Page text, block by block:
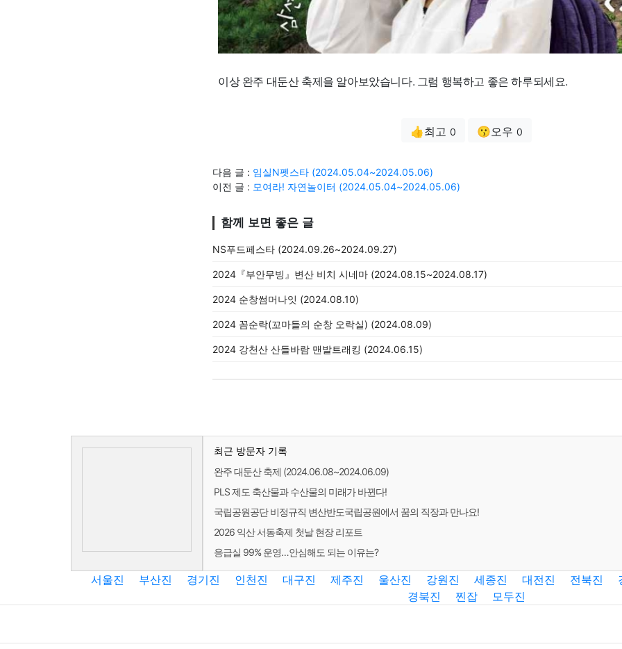
이상 완주 대둔산 축제을 알아보았습니다. 그럼 행복하고 좋은 하루되세요.
👍최고 0 😗오우 0
다음 글 : 임실N펫스타 (2024.05.04~2024.05.06)
이전 글 : 모여라! 자연놀이터 (2024.05.04~2024.05.06)
함께 보면 좋은 글
NS푸드페스타 (2024.09.26~2024.09.27)
2024『부안무빙』변산 비치 시네마 (2024.08.15~2024.08.17)
2024 순창썸머나잇 (2024.08.10)
2024 꼼순락(꼬마들의 순창 오락실) (2024.08.09)
2024 강천산 산들바람 맨발트래킹 (2024.06.15)
최근 방문자 기록
완주 대둔산 축제 (2024.06.08~2024.06.09)
PLS 제도 축산물과 수산물의 미래가 바뀐다!
국립공원공단 비정규직 변산반도국립공원에서 꿈의 직장과 만나요!
2026 익산 서동축제 첫날 현장 리포트
응급실 99% 운영…안심해도 되는 이유는?
서울진 부산진 경기진 인천진 대구진 제주진 울산진 강원진 세종진 대전진 전북진
경북진
찐잡 모두진